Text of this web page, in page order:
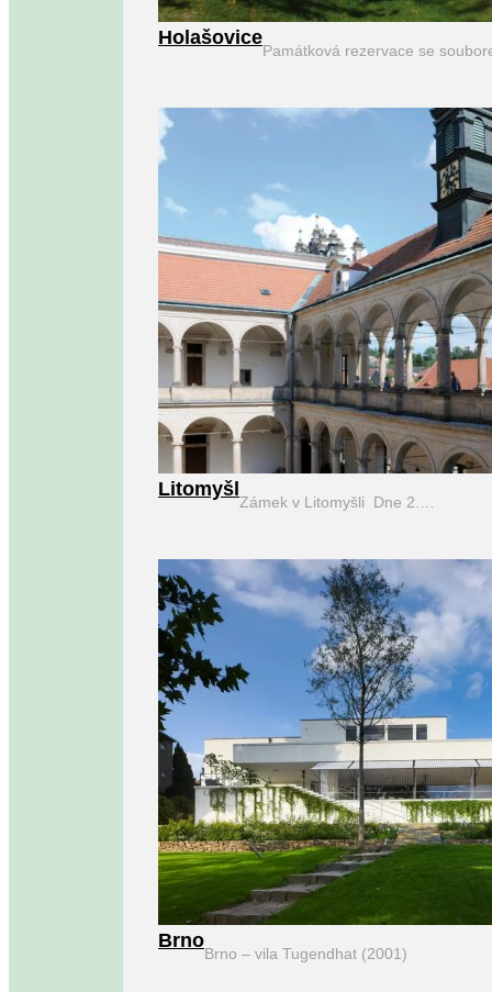
Holašovice
Památková rezervace se
Litomyšl
Zámek v Litomyšli Dne 2.…
Brno
Brno – vila Tugendhat (2001)